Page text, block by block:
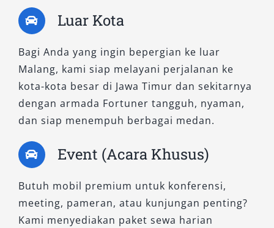
3. Fortuner 2.7 SRZ 4×2 A/T
dengan mesin bensin 2.694 cc yang lebih
responsif dan senyap. Cocok untuk pengguna
yang menginginkan kenyamanan berkendara
tanpa suara mesin yang bising. Tipe ini sering
digunakan untuk kebutuhan eksekutif, event
formal, atau perjalanan wisata eksklusif
dengan nuansa premium.
B. Tipe Fortuner 4×4 – Siap Tempur
di Segala Medan
Luar Kota
Bagi Anda yang ingin bepergian ke luar
Malang, kami siap melayani perjalanan ke
kota-kota besar di Jawa Timur dan sekitarnya
dengan armada Fortuner tangguh, nyaman,
dan siap menempuh berbagai medan.
Event (Acara Khusus)
Butuh mobil premium untuk konferensi,
meeting, pameran, atau kunjungan penting?
Kami menyediakan paket sewa harian